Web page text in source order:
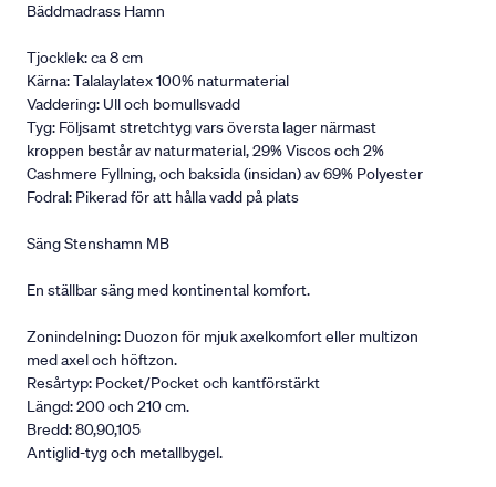
Bäddmadrass Hamn
Tjocklek: ca 8 cm
Kärna: Talalaylatex 100% naturmaterial
Vaddering: Ull och bomullsvadd
Tyg: Följsamt stretchtyg vars översta lager närmast
kroppen består av naturmaterial, 29% Viscos och 2%
Cashmere Fyllning, och baksida (insidan) av 69% Polyester
Fodral: Pikerad för att hålla vadd på plats
Säng Stenshamn MB
En ställbar säng med kontinental komfort.
Zonindelning: Duozon för mjuk axelkomfort eller multizon
med axel och höftzon.
Resårtyp: Pocket/Pocket och kantförstärkt
Längd: 200 och 210 cm.
Bredd: 80,90,105
Antiglid-tyg och metallbygel.